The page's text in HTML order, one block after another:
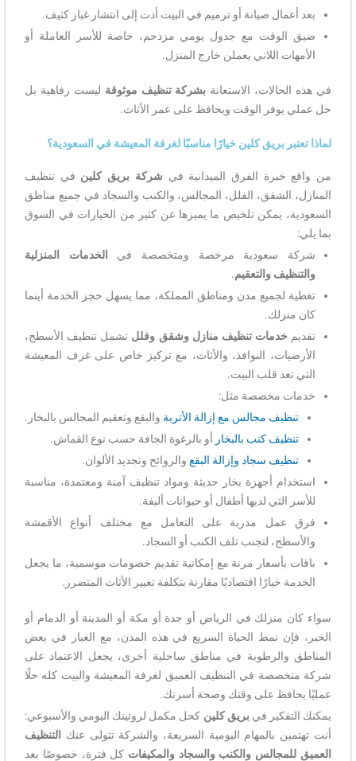
بعد أعمال صيانة أو ترميم في البيت أدت إلى انتشار غبار كثيف.
ضيق الوقت مع جدول يومي مزدحم، خاصة للأسر العاملة أو
الأمهات اللاتي يعملن خارج المنزل.
في هذه الحالات، الاستعانة بشركة تنظيف موثوقة ليست رفاهية بل
حل عملي يوفر الوقت ويحافظ على عمر الأثاث.
لماذا تعتبر بريق كلين خيارًا مناسبًا لغرفة المعيشة في السعودية؟
من واقع خبرة الفرق الميدانية في شركة بريق كلين في تنظيف
المنازل، الشقق، الفلل، المجالس، والكنب والسجاد في جميع مناطق
السعودية، يمكن تلخيص ما يميزها عن كثير من الخيارات في السوق
بما يلي:
شركة سعودية مرخصة ومتخصصة في
الخدمات المنزلية
والتنظيف والتعقيم .
تغطية لجميع مدن ومناطق المملكة، مما يسهل حجز الخدمة أينما
كان منزلك.
تقديم خدمات تنظيف منازل وشقق وفلل تشمل تنظيف الأسطح،
الأرضيات، النوافذ، والأثاث، مع تركيز خاص على غرف المعيشة
التي تعد قلب البيت.
خدمات مخصصة مثل:
تنظيف مجالس مع إزالة الأتربة والبقع وتعقيم المجالس بالبخار.
تنظيف كنب بالبخار أو بالرغوة الجافة حسب نوع القماش.
تنظيف سجاد وإزالة البقع والروائح وتجديد الألوان.
استخدام أجهزة بخار حديثة ومواد تنظيف آمنة ومعتمدة، مناسبة
للأسر التي لديها أطفال أو حيوانات أليفة.
فرق عمل مدربة على التعامل مع مختلف أنواع الأقمشة
والأسطح، لتجنب تلف الكنب أو السجاد.
باقات بأسعار مرنة مع إمكانية تقديم خصومات موسمية، ما يجعل
الخدمة خيارًا اقتصاديًا مقارنة بتكلفة تغيير الأثاث المتضرر.
سواء كان منزلك في الرياض أو جدة أو مكة أو المدينة أو الدمام أو
الخبر، فإن نمط الحياة السريع في هذه المدن، مع الغبار في بعض
المناطق والرطوبة في مناطق ساحلية أخرى، يجعل الاعتماد على
شركة متخصصة في التنظيف العميق لغرفة المعيشة والبيت كله حلًا
عمليًا يحافظ على وقتك وصحة أسرتك.
يمكنك التفكير فيبريق كلين كحل مكمل لروتينك اليومي والأسبوعي:
أنت تهتمين بالمهام اليومية السريعة، والشركة تتولى عنك
التنظيف
العميق للمجالس والكنب والسجاد والمكيفات كل فترة، خصوصًا بعد